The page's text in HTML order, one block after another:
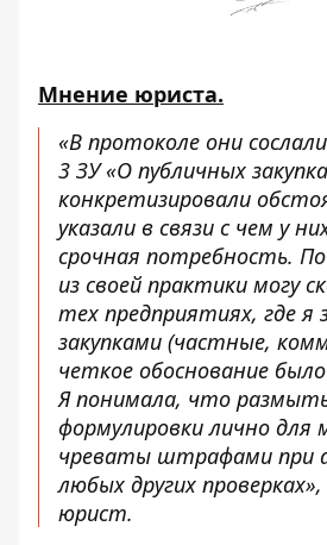
Мнение юриста.
«В протоколе они
3 ЗУ «О публичных
конкретизировали
указали в связи с чем у
срочная потребность.
из своей практики могу
тех предприятиях, где я
закупками (частные,
четкое обоснование
Я понимала, что
формулировки лично для
чреваты штрафами при
любых других
юрист.